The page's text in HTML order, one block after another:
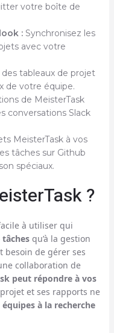
votre boîte de
:Synchronisez les
avec votre
tableaux de projet
de votre équipe.
de MeisterTask
conversations Slack
MeisterTask à vos
tâches sur Github
spéciaux.
?
à utiliser qui
qu’à la gestion
besoin de gérer ses
collaboration de
peut répondre à vos
et ses rapports ne
à la recherche